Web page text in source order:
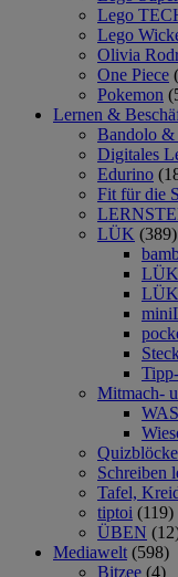
Lego
Lego
Olivia
One Piece
Pokemon
Lernen &
Bandolo
Digitales
Edurino
Fit für die
LÜK (389)
LÜK
Mitmach-
Quizblöcke
Schreiben
Tafel,
tiptoi (119)
ÜBEN
Mediawelt (598)
Bitzee (4)